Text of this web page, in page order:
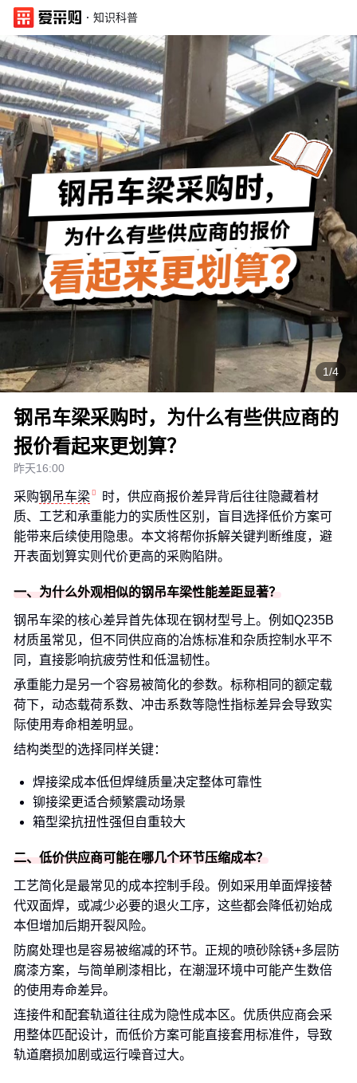
· 知识科普
1/4
钢吊车梁采购时，为什么有些供应商的
报价看起来更划算？
昨天16:00
采购钢吊车梁
时，供应商报价差异背后往往隐藏着材
质、工艺和承重能力的实质性区别，盲目选择低价方案可
能带来后续使用隐患。本文将帮你拆解关键判断维度，避
开表面划算实则代价更高的采购陷阱。
一、为什么外观相似的钢吊车梁性能差距显著？
钢吊车梁的核心差异首先体现在钢材型号上。例如Q235B
材质虽常见，但不同供应商的冶炼标准和杂质控制水平不
同，直接影响抗疲劳性和低温韧性。
承重能力是另一个容易被简化的参数。标称相同的额定载
荷下，动态载荷系数、冲击系数等隐性指标差异会导致实
际使用寿命相差明显。
结构类型的选择同样关键：
焊接梁成本低但焊缝质量决定整体可靠性
铆接梁更适合频繁震动场景
箱型梁抗扭性强但自重较大
二、低价供应商可能在哪几个环节压缩成本？
工艺简化是最常见的成本控制手段。例如采用单面焊接替
代双面焊，或减少必要的退火工序，这些都会降低初始成
本但增加后期开裂风险。
防腐处理也是容易被缩减的环节。正规的喷砂除锈+多层防
腐漆方案，与简单刷漆相比，在潮湿环境中可能产生数倍
的使用寿命差异。
连接件和配套轨道往往成为隐性成本区。优质供应商会采
用整体匹配设计，而低价方案可能直接套用标准件，导致
轨道磨损加剧或运行噪音过大。